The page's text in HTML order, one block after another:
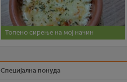
Топено сирење на мој начин
Специјална понуда